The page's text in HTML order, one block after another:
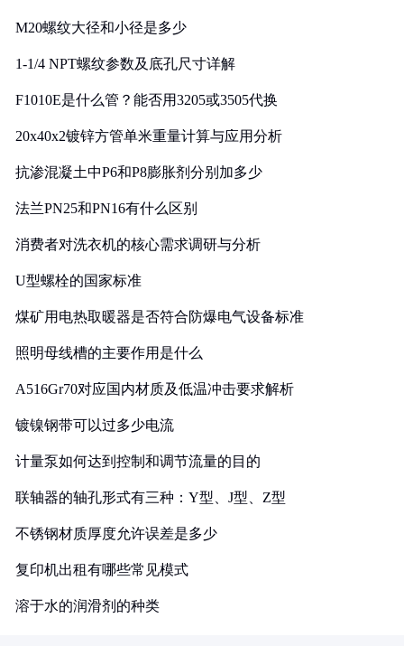
M20螺纹大径和小径是多少
1-1/4 NPT螺纹参数及底孔尺寸详解
F1010E是什么管？能否用3205或3505代换
20x40x2镀锌方管单米重量计算与应用分析
抗渗混凝土中P6和P8膨胀剂分别加多少
法兰PN25和PN16有什么区别
消费者对洗衣机的核心需求调研与分析
U型螺栓的国家标准
煤矿用电热取暖器是否符合防爆电气设备标准
照明母线槽的主要作用是什么
A516Gr70对应国内材质及低温冲击要求解析
镀镍钢带可以过多少电流
计量泵如何达到控制和调节流量的目的
联轴器的轴孔形式有三种：Y型、J型、Z型
不锈钢材质厚度允许误差是多少
复印机出租有哪些常见模式
溶于水的润滑剂的种类